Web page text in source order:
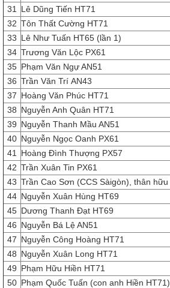
31
Lê Dũng Tiến HT71
32 Tôn Thất Cường HT71
33 Lê Như Tuấn HT65 (lần 1)
34 Trương Văn Lộc PX61
35 Phạm Văn Ngự AN51
36 Trần Văn Trí AN43
37 Hoàng Văn Phúc HT71
38 Nguyễn Anh Quân HT71
39 Nguyễn Thanh Mầu AN51
40 Nguyễn Ngọc Oanh PX61
41
Hoàng Đình Thượng PX57
42 Trần Xuân Tin PX61
43 Trần Cao Sơn (CCS Sàigòn), thân hữu
44 Nguyễn Xuân Hùng HT69
45 Dương Thanh Đạt HT69
46 Nguyễn Bá Lệ AN51
47 Nguyễn Công Hoàng HT71
48 Nguyễn Xuân Long HT71
49 Phạm Hữu Hiền HT71
50 Phạm Quốc Tuấn (con anh Hiền HT71)